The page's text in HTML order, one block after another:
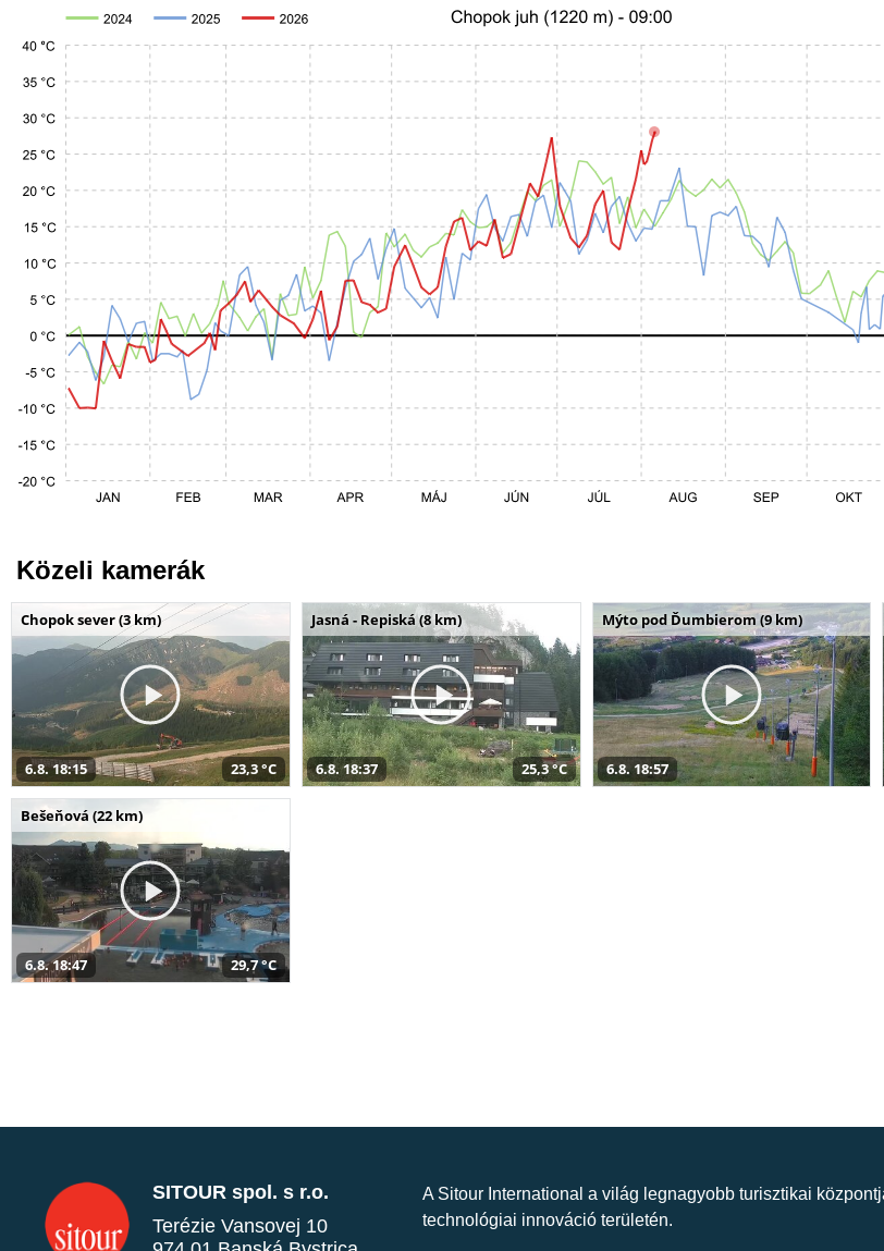
Közeli kamerák
Chopok sever (3 km)
6.8. 18:15 23,3 °C
Jasná - Repiská (8 km)
6.8. 18:37 25,3 °C
Mýto pod Ďumbierom (9 km)
6.8. 18:57
Bešeňová (22 km)
6.8. 18:47 29,7 °C
SITOUR spol. s r.o.
Terézie Vansovej 10
A Sitour International a világ legnagyobb turisztikai
technológiai innováció területén.